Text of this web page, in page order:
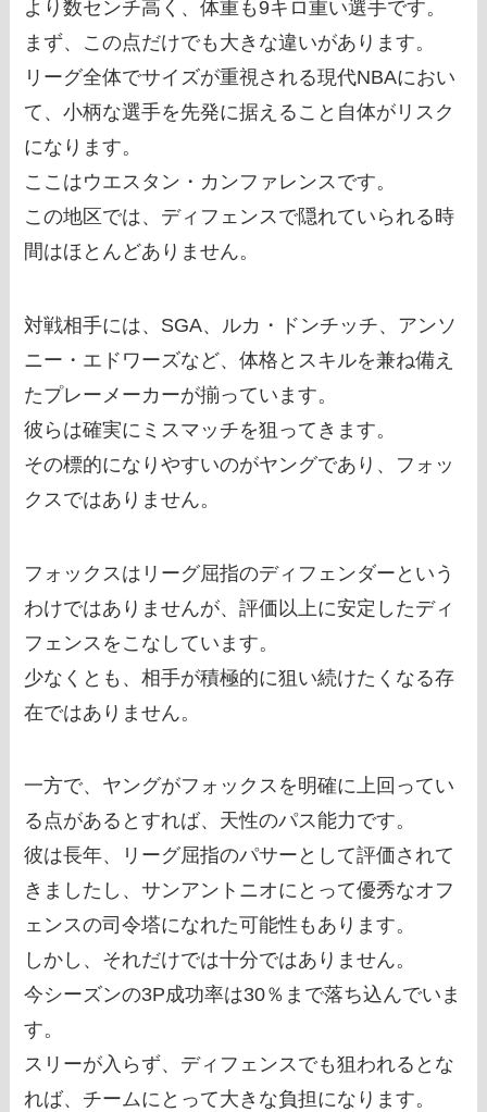
より数センチ高く、体重も9キロ重い選手です。
まず、この点だけでも大きな違いがあります。
リーグ全体でサイズが重視される現代NBAにおい
て、小柄な選手を先発に据えること自体がリスク
になります。
ここはウエスタン・カンファレンスです。
この地区では、ディフェンスで隠れていられる時
間はほとんどありません。
対戦相手には、SGA、ルカ・ドンチッチ、アンソ
ニー・エドワーズなど、体格とスキルを兼ね備え
たプレーメーカーが揃っています。
彼らは確実にミスマッチを狙ってきます。
その標的になりやすいのがヤングであり、フォッ
クスではありません。
フォックスはリーグ屈指のディフェンダーという
わけではありませんが、評価以上に安定したディ
フェンスをこなしています。
少なくとも、相手が積極的に狙い続けたくなる存
在ではありません。
一方で、ヤングがフォックスを明確に上回ってい
る点があるとすれば、天性のパス能力です。
彼は長年、リーグ屈指のパサーとして評価されて
きましたし、サンアントニオにとって優秀なオフ
ェンスの司令塔になれた可能性もあります。
しかし、それだけでは十分ではありません。
今シーズンの3P成功率は30％まで落ち込んでいま
す。
スリーが入らず、ディフェンスでも狙われるとな
れば、チームにとって大きな負担になります。